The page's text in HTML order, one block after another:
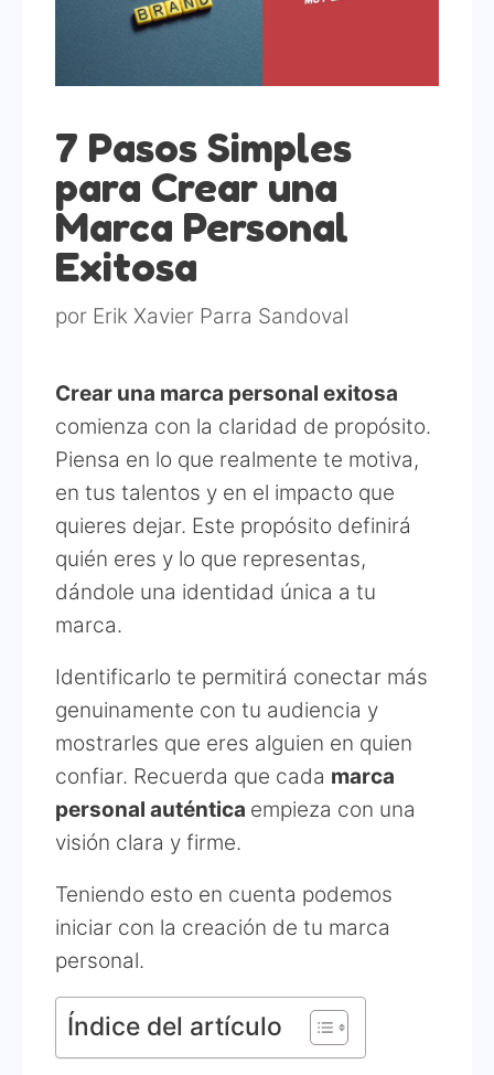
7 Pasos Simples
para Crear una
Marca Personal
Exitosa
por Erik Xavier Parra Sandoval
Crear una marca personal exitosa
comienza con la claridad de propósito.
Piensa en lo que realmente te motiva,
en tus talentos y en el impacto que
quieres dejar. Este propósito definirá
quién eres y lo que representas,
dándole una identidad única a tu
marca.
Identificarlo te permitirá conectar más
genuinamente con tu audiencia y
mostrarles que eres alguien en quien
confiar. Recuerda que cada marca
personal auténtica empieza con una
visión clara y firme.
Teniendo esto en cuenta podemos
iniciar con la creación de tu marca
personal.
Índice del artículo